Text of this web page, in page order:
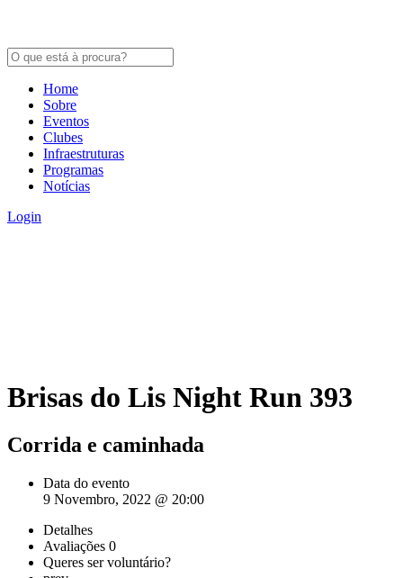
Home
Sobre
Eventos
Clubes
Infraestruturas
Programas
Notícias
Login
Brisas do Lis Night Run 393
Corrida e caminhada
Data do evento
9 Novembro, 2022 @ 20:00
Detalhes
Avaliações 0
Queres ser voluntário?